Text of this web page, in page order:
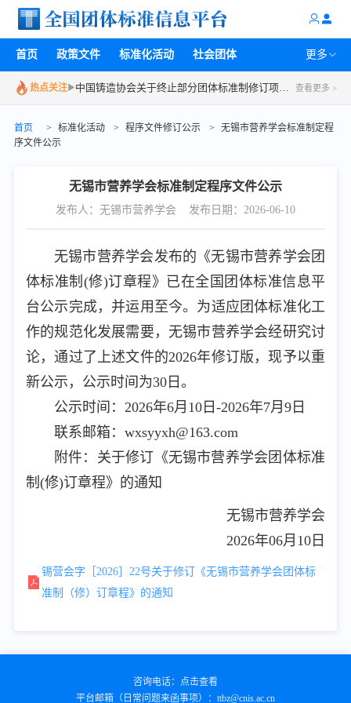
首页 政策文件 标准化活动 社会团体 更多
热点关注▶
中国汽车工程学会工作通知 | 关于组织召开2026年度第二次中国汽车工程学会标准系列审查会议的通知
中国铸造协会关于终止部分团体标准制修订项目的通知
广州开发区黄埔化妆品产业协会关于召开《抗皱紧致功效检测方法(基于糖基化细胞或组织的力学性能检测)》团体标准研讨会议的通知
中国汽车工程学会关于召开汽车高压电气连接系统团体标准建设研讨会的通知
查看更多 >
首页 > 标准化活动 > 程序文件修订公示 >
无锡市营养学会标准制定程
序文件公示
无锡市营养学会标准制定程序文件公示
发布人：无锡市营养学会 发布日期：2026-06-10
无锡市营养学会发布的《无锡市营养学会团
体标准制(修)订章程》已在全国团体标准信息平
台公示完成，并运用至今。为适应团体标准化工
作的规范化发展需要，无锡市营养学会经研究讨
论，通过了上述文件的2026年修订版，现予以重
新公示，公示时间为30日。
公示时间：2026年6月10日-2026年7月9日
联系邮箱：wxsyyxh@163.com
附件：关于修订《无锡市营养学会团体标准
制(修)订章程》的通知
无锡市营养学会
2026年06月10日
锡营会字［2026］22号关于修订《无锡市营养学会团体标
准制（修）订章程》的通知
咨询电话： 点击查看
平台邮箱（日常问题来函事项）： ttbz@cnis.ac.cn